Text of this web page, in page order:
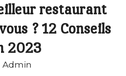
restaurant
? 12 Conseils
2023
Admin